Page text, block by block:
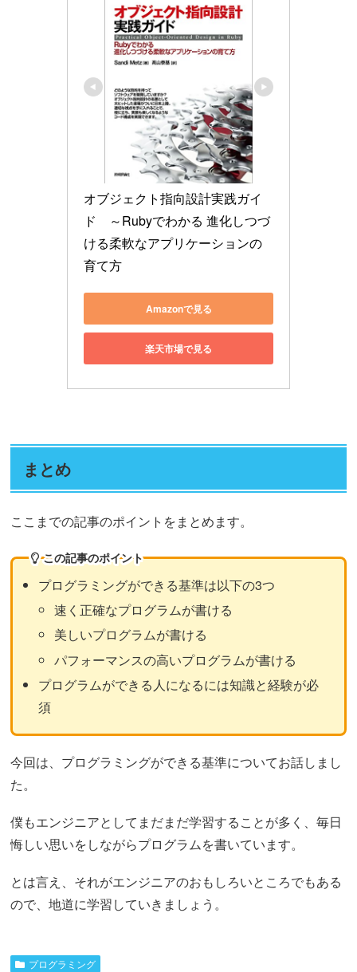
オブジェクト指向設計実践ガイ
ド　～Rubyでわかる 進化しつづ
ける柔軟なアプリケーションの
育て方
Amazonで見る
楽天市場で見る
まとめ
ここまでの記事のポイントをまとめます。
この記事のポイント
プログラミングができる基準は以下の3つ
速く正確なプログラムが書ける
美しいプログラムが書ける
パフォーマンスの高いプログラムが書ける
プログラムができる人になるには知識と経験が必
須
今回は、プログラミングができる基準についてお話しまし
た。
僕もエンジニアとしてまだまだ学習することが多く、毎日
悔しい思いをしながらプログラムを書いています。
とは言え、それがエンジニアのおもしろいところでもある
ので、地道に学習していきましょう。
プログラミング